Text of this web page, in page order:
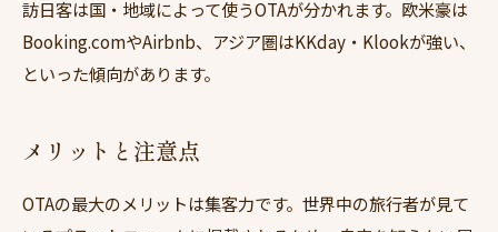
訪日客は国・地域によって使うOTAが分かれます。欧米豪は
Booking.comやAirbnb、アジア圏はKKday・Klookが強い、
といった傾向があります。
メリットと注意点
OTAの最大のメリットは集客力です。世界中の旅行者が見て